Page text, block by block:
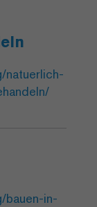
natuerlich-
bauen-in-